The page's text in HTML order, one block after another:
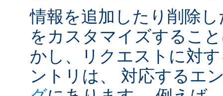
情報を追加したり削除
をカスタマイズするこ
かし、リクエストに対
ントリは、 対応するエ